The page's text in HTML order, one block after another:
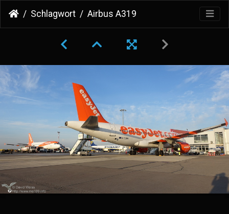
Schlagwort Airbus A319